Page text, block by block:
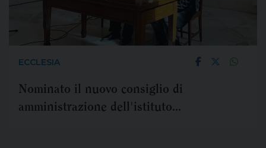
ECCLESIA
Nominato il nuovo consiglio di
amministrazione dell'istituto